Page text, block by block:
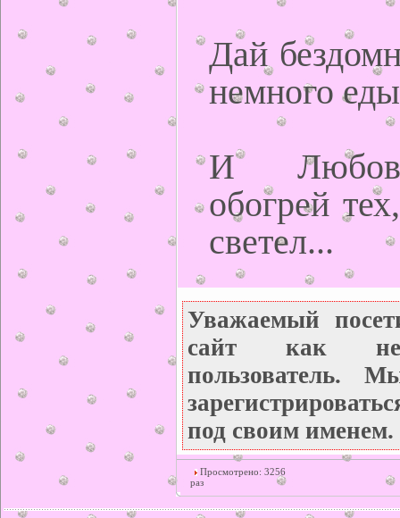
Дай
немного
И
обогрей
светел...
Уважаемый
сайт как
пользователь.
под своим именем.
Просмотрено: 3256
раз